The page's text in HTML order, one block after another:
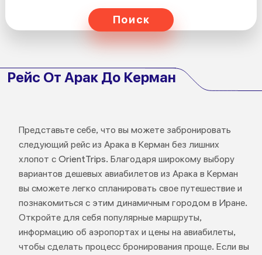
Поиск
Рейс От Арак До Керман
Представьте себе, что вы можете забронировать
следующий рейс из Арака в Керман без лишних
хлопот с OrientTrips. Благодаря широкому выбору
вариантов дешевых авиабилетов из Арака в Керман
вы сможете легко спланировать свое путешествие и
познакомиться с этим динамичным городом в Иране.
Откройте для себя популярные маршруты,
информацию об аэропортах и цены на авиабилеты,
чтобы сделать процесс бронирования проще. Если вы